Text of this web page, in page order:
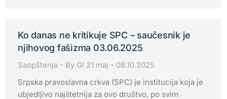
Ko danas ne kritikuje SPC – saučesnik je
njihovog fašizma 03.06.2025
Saopštenja By GI 21 maj
08.10.2025
Srpska pravoslavna crkva (SPC) je institucija koja je
ubjedljivo najštetnija za ovo društvo, po svim